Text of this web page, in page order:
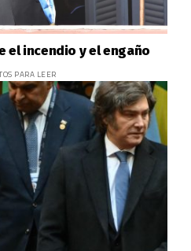
el incendio y el engaño
PARA LEER